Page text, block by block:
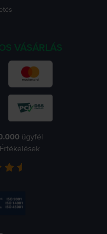
VÁSÁRLÁS
ügyfél
Értékelések